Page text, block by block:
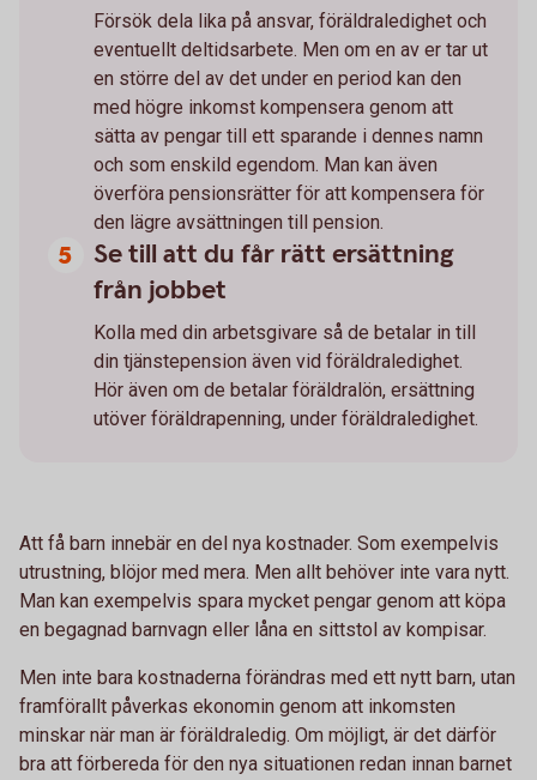
Försök dela lika på ansvar, föräldraledighet och
eventuellt deltidsarbete. Men om en av er tar ut
en större del av det under en period kan den
med högre inkomst kompensera genom att
sätta av pengar till ett sparande i dennes namn
och som enskild egendom. Man kan även
överföra pensionsrätter för att kompensera för
den lägre avsättningen till pension.
Se till att du får rätt ersättning
från jobbet
Kolla med din arbetsgivare så de betalar in till
din tjänstepension även vid föräldraledighet.
Hör även om de betalar föräldralön, ersättning
utöver föräldrapenning, under föräldraledighet.
Att få barn innebär en del nya kostnader. Som exempelvis
utrustning, blöjor med mera. Men allt behöver inte vara nytt.
Man kan exempelvis spara mycket pengar genom att köpa
en begagnad barnvagn eller låna en sittstol av kompisar.
Men inte bara kostnaderna förändras med ett nytt barn, utan
framförallt påverkas ekonomin genom att inkomsten
minskar när man är föräldraledig. Om möjligt, är det därför
bra att förbereda för den nya situationen redan innan barnet